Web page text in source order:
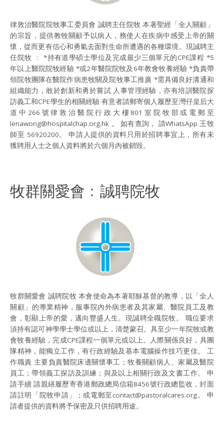
律敦治醫院院牧事工委員會 誠聘主任院牧 本著聖經「全人關顧」
的宗旨，提供教牧關顧予以病人，務使人在疾病中感受上帝的關
懷，從而更有信心和勇氣去面對生命所遭遇的各種環境。現誠聘主
任院牧 ﹕ *持有道學碩士學位及完成最少三個單元的CPE課程 *5
年以上醫院院牧經驗 *或2年醫院院牧及6年教會牧養經驗 *負責帶
領院牧團隊在醫院作病患牧關及院牧事工推廣 *需具備良好溝通和
組織能力，敢於創新和勇於嘗試 人事管理經驗，亦有培訓醫院探
訪義工和CPE學生的相關經驗 有意者請郵寄個人履歷至灣仔皇后大
道中266號律敦治醫院行政大樓801室院牧部或電郵至
lenawong@hospitalchap.org.hk 。 如有查詢， 請WhatsApp 王牧
師至 56920200。 申請人提供的資料只用於招聘事宜上，所有未
獲聘用人士之個人資料將於六個月內被銷毀。
牧群關愛會﹕誠聘院牧
牧群關愛會 誠聘院牧 本會使命為本著耶穌基督的教導，以「全人
關顧」的專業精神，服事院內外病患者及其家屬、醫院員工及教
會，彰顯上帝的愛，邁向豐盛人生。現誠聘全職院牧。 職位要求
須持有認可神學學士學位或以上，清楚蒙召。具至少一年院牧或教
會牧養經驗，完成CPE課程一個單元或以上。人際關係良好，具團
隊精神，能獨立工作，有行政經驗及基本電腦操作技巧更佳。 工
作職責 主要負責醫院床邊關懷事工；牧養關顧病人、家屬及醫院
員工；帶領義工探訪及訓練；與及以上相關行政及文書工作。 申
請手續 請親繕履歷寄香港郵政總局信箱8456號行政總監收，封面
請註明「院牧申請」；或電郵至contact@pastoralcares.org。 申
請者提供的資料將予保密及只供招聘用途。